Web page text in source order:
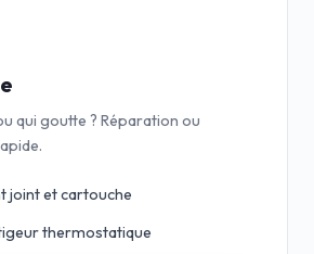
qui goutte ? Réparation ou
joint et cartouche
thermostatique